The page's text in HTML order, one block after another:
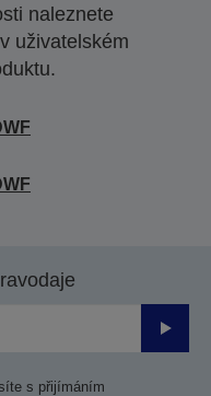
naleznete
uživatelském
s přijímáním